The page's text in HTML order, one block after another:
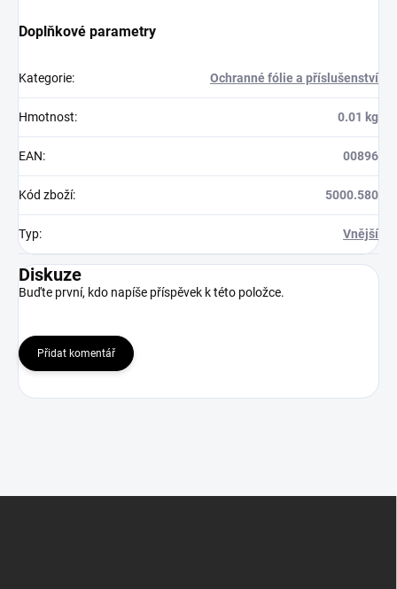
Doplňkové parametry
Kategorie: Ochranné fólie a příslušenství
Hmotnost: 0.01 kg
EAN: 00896
Kód zboží: 5000.580
Typ: Vnější
Diskuze
Buďte první, kdo napíše příspěvek k této položce.
Přidat komentář